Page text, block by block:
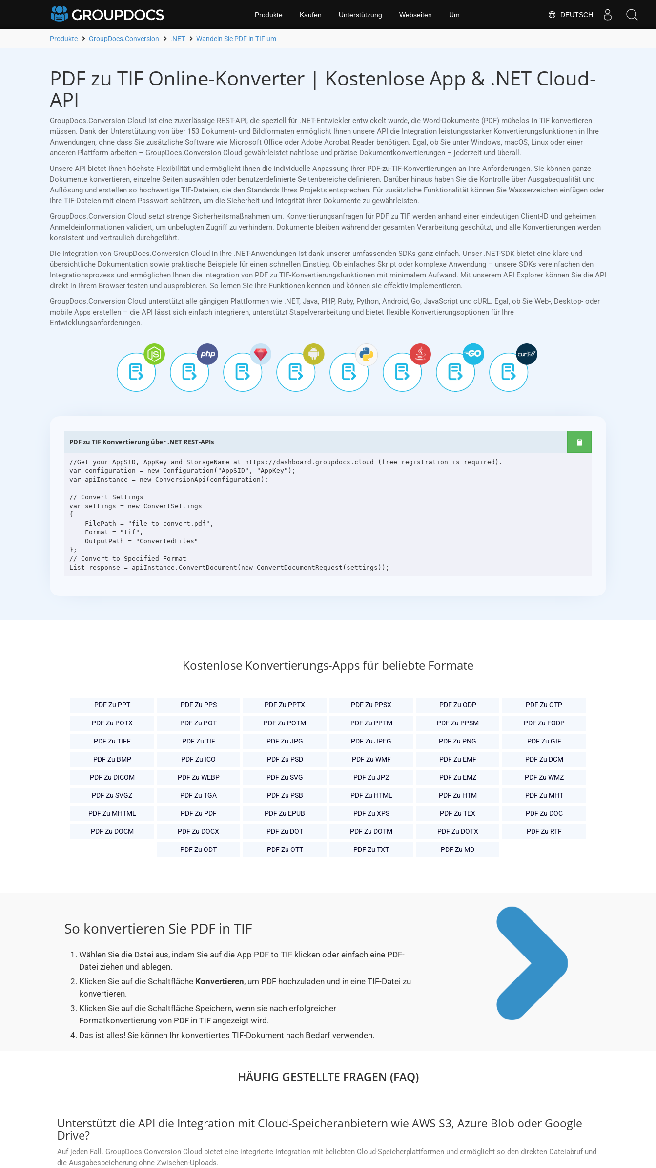
DEUTSCH
Produkte Kaufen Unterstützung Webseiten Um
Produkte GroupDocs.Conversion .NET Wandeln Sie PDF in TIF um
PDF zu TIF Online-Konverter | Kostenlose App & .NET Cloud-
API
GroupDocs.Conversion Cloud ist eine zuverlässige REST-API, die speziell für .NET-Entwickler entwickelt wurde, die Word-Dokumente (PDF) mühelos in TIF konvertieren
müssen. Dank der Unterstützung von über 153 Dokument- und Bildformaten ermöglicht Ihnen unsere API die Integration leistungsstarker Konvertierungsfunktionen in Ihre
Anwendungen, ohne dass Sie zusätzliche Software wie Microsoft Office oder Adobe Acrobat Reader benötigen. Egal, ob Sie unter Windows, macOS, Linux oder einer
anderen Plattform arbeiten – GroupDocs.Conversion Cloud gewährleistet nahtlose und präzise Dokumentkonvertierungen – jederzeit und überall.
Unsere API bietet Ihnen höchste Flexibilität und ermöglicht Ihnen die individuelle Anpassung Ihrer PDF-zu-TIF-Konvertierungen an Ihre Anforderungen. Sie können ganze
Dokumente konvertieren, einzelne Seiten auswählen oder benutzerdefinierte Seitenbereiche definieren. Darüber hinaus haben Sie die Kontrolle über Ausgabequalität und
Auflösung und erstellen so hochwertige TIF-Dateien, die den Standards Ihres Projekts entsprechen. Für zusätzliche Funktionalität können Sie Wasserzeichen einfügen oder
Ihre TIF-Dateien mit einem Passwort schützen, um die Sicherheit und Integrität Ihrer Dokumente zu gewährleisten.
GroupDocs.Conversion Cloud setzt strenge Sicherheitsmaßnahmen um. Konvertierungsanfragen für PDF zu TIF werden anhand einer eindeutigen Client-ID und geheimen
Anmeldeinformationen validiert, um unbefugten Zugriff zu verhindern. Dokumente bleiben während der gesamten Verarbeitung geschützt, und alle Konvertierungen werden
konsistent und vertraulich durchgeführt.
Die Integration von GroupDocs.Conversion Cloud in Ihre .NET-Anwendungen ist dank unserer umfassenden SDKs ganz einfach. Unser .NET-SDK bietet eine klare und
übersichtliche Dokumentation sowie praktische Beispiele für einen schnellen Einstieg. Ob einfaches Skript oder komplexe Anwendung – unsere SDKs vereinfachen den
Integrationsprozess und ermöglichen Ihnen die Integration von PDF zu TIF-Konvertierungsfunktionen mit minimalem Aufwand. Mit unserem API Explorer können Sie die API
direkt in Ihrem Browser testen und ausprobieren. So lernen Sie ihre Funktionen kennen und können sie effektiv implementieren.
GroupDocs.Conversion Cloud unterstützt alle gängigen Plattformen wie .NET, Java, PHP, Ruby, Python, Android, Go, JavaScript und cURL. Egal, ob Sie Web-, Desktop- oder
mobile Apps erstellen – die API lässt sich einfach integrieren, unterstützt Stapelverarbeitung und bietet flexible Konvertierungsoptionen für Ihre
Entwicklungsanforderungen.
PDF zu TIF Konvertierung über .NET REST-APIs
//Get your AppSID, AppKey and StorageName at https://dashboard.groupdocs.cloud (free registration is required).
var configuration = new Configuration("AppSID", "AppKey");
var apiInstance = new ConversionApi(configuration);
// Convert Settings
var settings = new ConvertSettings
{
};
// Convert to Specified Format
Kostenlose Konvertierungs-Apps für beliebte Formate
PDF Zu PPT PDF Zu PPS PDF Zu PPTX PDF Zu PPSX PDF Zu ODP PDF Zu OTP
PDF Zu POTX PDF Zu POT PDF Zu POTM PDF Zu PPTM PDF Zu PPSM PDF Zu FODP
PDF Zu TIFF PDF Zu TIF PDF Zu JPG PDF Zu JPEG PDF Zu PNG PDF Zu GIF
PDF Zu BMP PDF Zu ICO PDF Zu PSD PDF Zu WMF PDF Zu EMF PDF Zu DCM
PDF Zu DICOM PDF Zu WEBP PDF Zu SVG PDF Zu JP2 PDF Zu EMZ PDF Zu WMZ
PDF Zu SVGZ PDF Zu TGA PDF Zu PSB PDF Zu HTML PDF Zu HTM PDF Zu MHT
PDF Zu MHTML PDF Zu PDF PDF Zu EPUB PDF Zu XPS PDF Zu TEX PDF Zu DOC
PDF Zu DOCM PDF Zu DOCX PDF Zu DOT PDF Zu DOTM PDF Zu DOTX PDF Zu RTF
PDF Zu ODT PDF Zu OTT PDF Zu TXT PDF Zu MD
So konvertieren Sie PDF in TIF
Wählen Sie die Datei aus, indem Sie auf die App PDF to TIF klicken oder einfach eine PDF-
Datei ziehen und ablegen.
Klicken Sie auf die Schaltfläche Konvertieren, um PDF hochzuladen und in eine TIF-Datei zu
konvertieren.
Klicken Sie auf die Schaltfläche Speichern, wenn sie nach erfolgreicher
Formatkonvertierung von PDF in TIF angezeigt wird.
Das ist alles! Sie können Ihr konvertiertes TIF-Dokument nach Bedarf verwenden.
HÄUFIG GESTELLTE FRAGEN (FAQ)
Unterstützt die API die Integration mit Cloud-Speicheranbietern wie AWS S3, Azure Blob oder Google
Drive?
Auf jeden Fall. GroupDocs.Conversion Cloud bietet eine integrierte Integration mit beliebten Cloud-Speicherplattformen und ermöglicht so den direkten Dateiabruf und
die Ausgabespeicherung ohne Zwischen-Uploads.